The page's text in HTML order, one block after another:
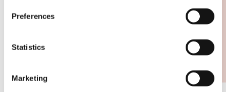
Preferences
Statistics
Marketing
Sono arrivati i saldi fino al -50% sulla Collezione